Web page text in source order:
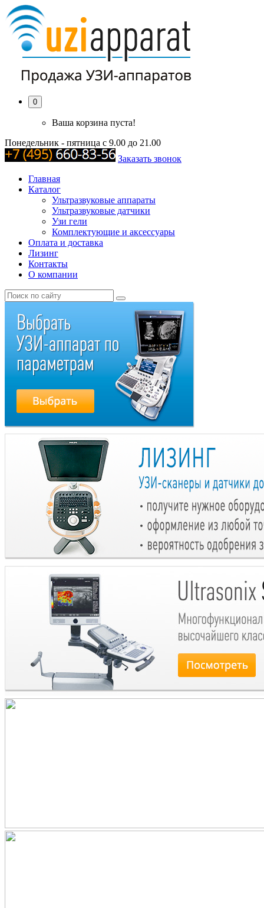
0
Ваша корзина пуста!
Понедельник - пятница с 9.00 до 21.00
Заказать звонок
Главная
Каталог
Ультразвуковые аппараты
Ультразвуковые датчики
Узи гели
Комплектующие и аксессуары
Оплата и доставка
Лизинг
Контакты
О компании